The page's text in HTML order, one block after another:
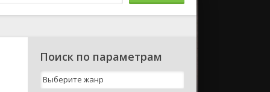
Поиск по параметрам